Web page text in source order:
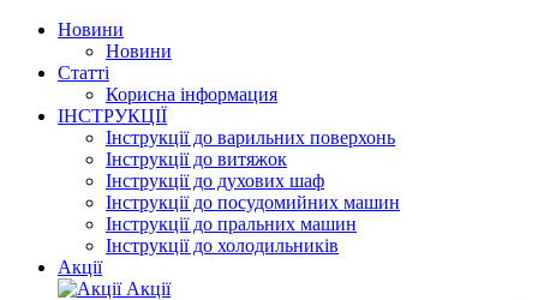
Новини
Новини
Статті
Корисна інформация
ІНСТРУКЦІЇ
Інструкції до варильних поверхонь
Інструкції до витяжок
Інструкції до духових шаф
Інструкції до посудомийних машин
Інструкції до пральних машин
Інструкції до холодильників
Акції
Акції